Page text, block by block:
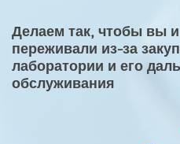
Делаем так, чтобы вы
переживали из-за
лаборатории и его
обслуживания